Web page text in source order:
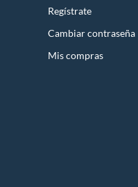
Regístrate
Cambiar contraseña
Mis compras